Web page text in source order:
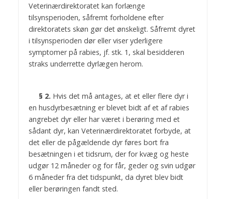
Veterinærdirektoratet kan forlænge
tilsynsperioden, såfremt forholdene efter
direktoratets skøn gør det ønskeligt. Såfremt dyret
i tilsynsperioden dør eller viser yderligere
symptomer på rabies, jf. stk. 1, skal besidderen
straks underrette dyrlægen herom.
§ 2. Hvis det må antages, at et eller flere dyr i
en husdyrbesætning er blevet bidt af et af rabies
angrebet dyr eller har været i berøring med et
sådant dyr, kan Veterinærdirektoratet forbyde, at
det eller de pågældende dyr føres bort fra
besætningen i et tidsrum, der for kvæg og heste
udgør 12 måneder og for får, geder og svin udgør
6 måneder fra det tidspunkt, da dyret blev bidt
eller berøringen fandt sted.